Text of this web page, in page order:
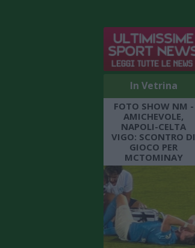
In Vetrina
FOTO SHOW NM -
AMICHEVOLE,
NAPOLI-CELTA
VIGO: SCONTRO DI
GIOCO PER
MCTOMINAY